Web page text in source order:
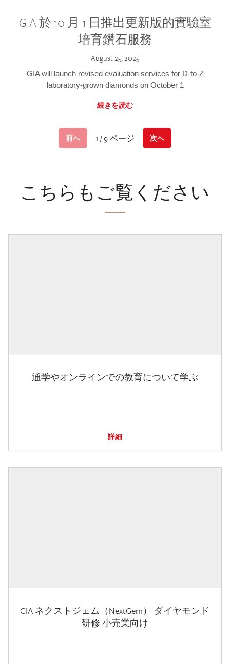
GIA 於 10 月 1 日推出更新版的實驗室
培育鑽石服務
August 25, 2025
GIA will launch revised evaluation services for D-to-Z
laboratory-grown diamonds on October 1
続きを読む
前へ 1 / 9 ページ 次へ
こちらもご覧ください
通学やオンラインでの教育について学ぶ
詳細
GIA ネクストジェム（NextGem） ダイヤモンド
研修 小売業向け